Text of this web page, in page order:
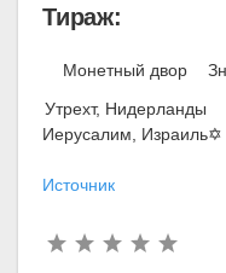
Тираж:
Монетный двор
Утрехт, Нидерланды
Иерусалим, Израиль✡
Источник